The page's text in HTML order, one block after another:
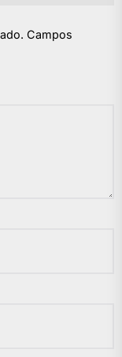
Campos